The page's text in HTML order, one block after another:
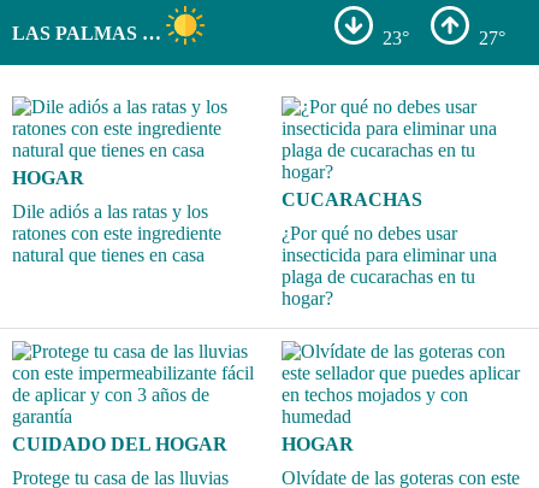
LAS PALMAS DE GRAN CANARIA 23° 27°
HOGAR
Dile adiós a las ratas y los
ratones con este ingrediente
natural que tienes en casa
CUCARACHAS
¿Por qué no debes usar
insecticida para eliminar una
plaga de cucarachas en tu
hogar?
CUIDADO DEL HOGAR
Protege tu casa de las lluvias
HOGAR
Olvídate de las goteras con este